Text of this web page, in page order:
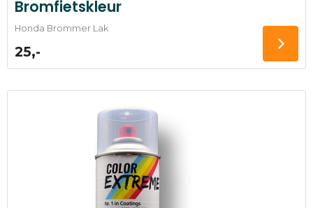
Bromfietskleur
Honda Brommer Lak
25,-